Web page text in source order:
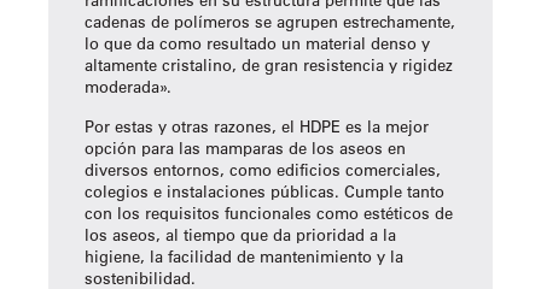
cadenas de polímeros se agrupen estrechamente,
lo que da como resultado un material denso y
altamente cristalino, de gran resistencia y rigidez
moderada».
Por estas y otras razones, el HDPE es la mejor
opción para las mamparas de los aseos en
diversos entornos, como edificios comerciales,
colegios e instalaciones públicas. Cumple tanto
con los requisitos funcionales como estéticos de
los aseos, al tiempo que da prioridad a la
higiene, la facilidad de mantenimiento y la
sostenibilidad.